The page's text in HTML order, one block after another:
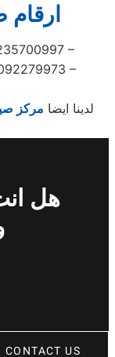
ارقام
–
–
لدينا ايضا مركز
هل
CONTACT US